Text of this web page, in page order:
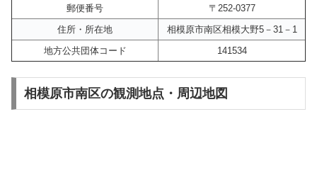
郵便番号
〒252-0377
住所・所在地
相模原市南区相模大野5－31－1
地方公共団体コード
141534
相模原市南区の観測地点・周辺地図